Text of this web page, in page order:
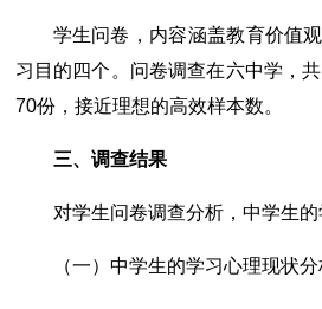
学生问卷，内容涵盖教育价值
习目的四个。问卷调查在六中学，
70份，接近理想的高效样本数。
三、调查结果
对学生问卷调查分析，中学生的
（一）中学生的学习心理现状分